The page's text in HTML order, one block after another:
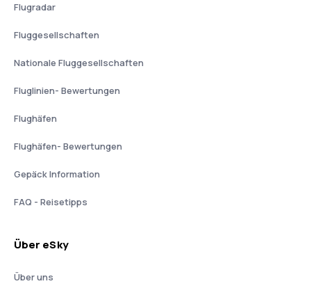
Flugradar
Fluggesellschaften
Nationale Fluggesellschaften
Fluglinien- Bewertungen
Flughäfen
Flughäfen- Bewertungen
Gepäck Information
FAQ - Reisetipps
Über eSky
Über uns